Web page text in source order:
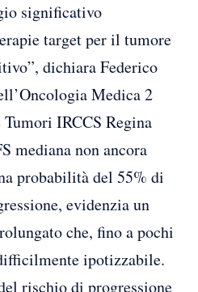
significativo
target per il tumore
dichiara Federico
Medica 2
IRCCS Regina
mediana non ancora
probabilità del 55% di
evidenzia un
che, fino a pochi
ipotizzabile.
rischio di progressione